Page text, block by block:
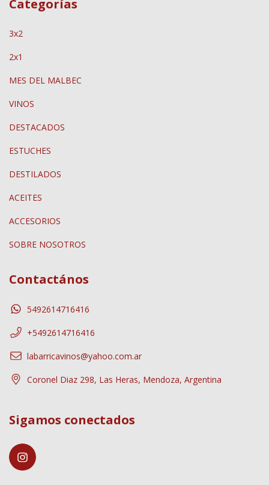
Categorías
3x2
2x1
MES DEL MALBEC
VINOS
DESTACADOS
ESTUCHES
DESTILADOS
ACEITES
ACCESORIOS
SOBRE NOSOTROS
Contactános
5492614716416
+5492614716416
labarricavinos@yahoo.com.ar
Coronel Diaz 298, Las Heras, Mendoza, Argentina
Sigamos conectados